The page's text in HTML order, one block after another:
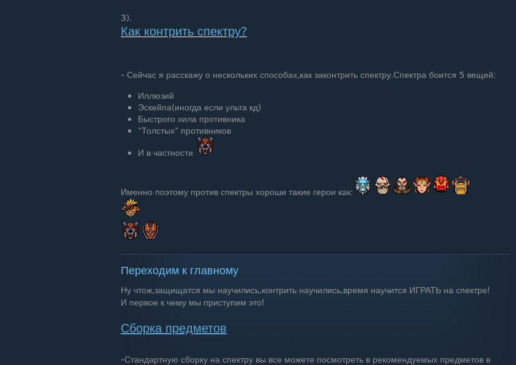
3).
Как контрить спектру?
- Сейчас я расскажу о нескольких способах,как законтрить спектру.Спектра боится 5 вещей:
Иллюзий
Эскейпа(иногда если ульта кд)
Быстрого хила противника
"Толстых" противников
И в частности
Именно поэтому против спектры хороши такие герои как:
Переходим к главному
Ну чтож,защищатся мы научились,контрить научились,время научится ИГРАТЬ на спектре!
И первое к чему мы приступим это!
Сборка предметов
-Стандартную сборку на спектру вы все можете посмотреть в рекомендуемых предметов в